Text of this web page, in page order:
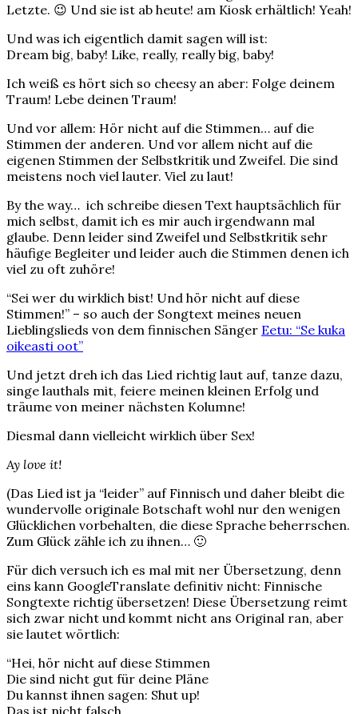
Letzte. 😉 Und sie ist ab heute! am Kiosk erhältlich! Yeah!
Und was ich eigentlich damit sagen will ist:
Dream big, baby! Like, really, really big, baby!
Ich weiß es hört sich so cheesy an aber: Folge deinem
Traum! Lebe deinen Traum!
Und vor allem: Hör nicht auf die Stimmen… auf die
Stimmen der anderen. Und vor allem nicht auf die
eigenen Stimmen der Selbstkritik und Zweifel. Die sind
meistens noch viel lauter. Viel zu laut!
By the way… ich schreibe diesen Text hauptsächlich für
mich selbst, damit ich es mir auch irgendwann mal
glaube. Denn leider sind Zweifel und Selbstkritik sehr
häufige Begleiter und leider auch die Stimmen denen ich
viel zu oft zuhöre!
“Sei wer du wirklich bist! Und hör nicht auf diese
Stimmen!” – so auch der Songtext meines neuen
Lieblingslieds von dem finnischen Sänger Eetu: “Se kuka
oikeasti oot”
Und jetzt dreh ich das Lied richtig laut auf, tanze dazu,
singe lauthals mit, feiere meinen kleinen Erfolg und
träume von meiner nächsten Kolumne!
Diesmal dann vielleicht wirklich über Sex!
Ay love it!
(Das Lied ist ja “leider” auf Finnisch und daher bleibt die
wundervolle originale Botschaft wohl nur den wenigen
Glücklichen vorbehalten, die diese Sprache beherrschen.
Zum Glück zähle ich zu ihnen… 🙂
Für dich versuch ich es mal mit ner Übersetzung, denn
eins kann GoogleTranslate definitiv nicht: Finnische
Songtexte richtig übersetzen! Diese Übersetzung reimt
sich zwar nicht und kommt nicht ans Original ran, aber
sie lautet wörtlich:
“Hei, hör nicht auf diese Stimmen
Die sind nicht gut für deine Pläne
Du kannst ihnen sagen: Shut up!
Das ist nicht falsch